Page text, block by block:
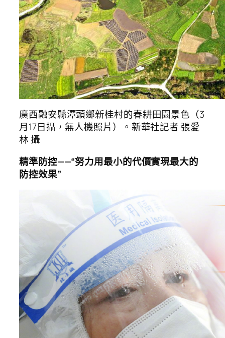
廣西融安縣潭頭鄉新桂村的春耕田園景色（3
月17日攝，無人機照片）。新華社記者 張愛
林 攝
精準防控——“努力用最小的代價實現最大的
防控效果”